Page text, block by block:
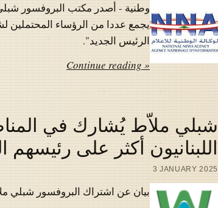
وطنية - أصدر مكتب البروفسور شبلي
يجمع عددا من الرؤساء المحتملين
الرئيس الجديد".
Continue reading »
شبلي ملاّط يُشارك في
اللبنانيون أكثر على رئيسهم
3 JANUARY 2025
بيان عن اشتراك البروفسور شبلي ملاّط